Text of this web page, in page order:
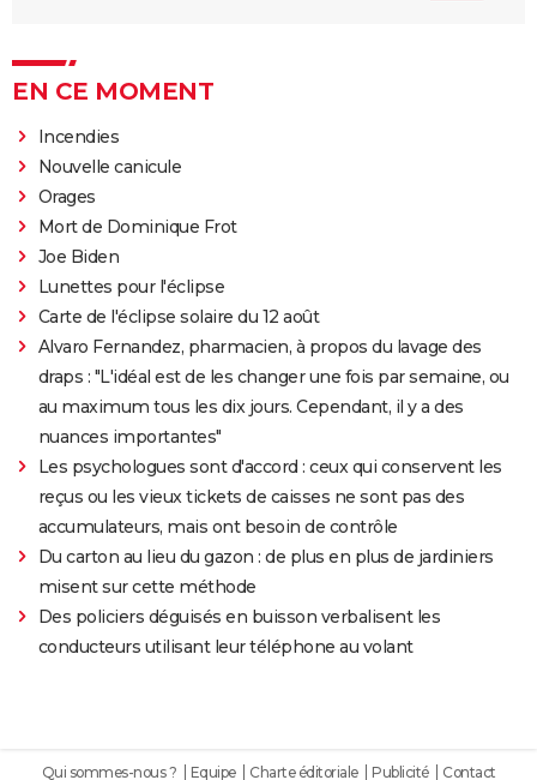
EN CE MOMENT
Incendies
Nouvelle canicule
Orages
Mort de Dominique Frot
Joe Biden
Lunettes pour l'éclipse
Carte de l'éclipse solaire du 12 août
Alvaro Fernandez, pharmacien, à propos du lavage des
draps : "L'idéal est de les changer une fois par semaine, ou
au maximum tous les dix jours. Cependant, il y a des
nuances importantes"
Les psychologues sont d'accord : ceux qui conservent les
reçus ou les vieux tickets de caisses ne sont pas des
accumulateurs, mais ont besoin de contrôle
Du carton au lieu du gazon : de plus en plus de jardiniers
misent sur cette méthode
Des policiers déguisés en buisson verbalisent les
conducteurs utilisant leur téléphone au volant
Qui sommes-nous ? Equipe Charte éditoriale Publicité Contact